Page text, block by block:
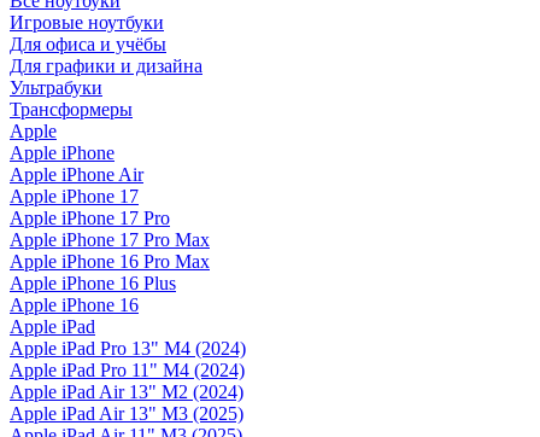
Игровые ноутбуки
Для офиса и учёбы
Для графики и дизайна
Ультрабуки
Трансформеры
Apple
Apple iPhone
Apple iPhone Air
Apple iPhone 17
Apple iPhone 17 Pro
Apple iPhone 17 Pro Max
Apple iPhone 16 Pro Max
Apple iPhone 16 Plus
Apple iPhone 16
Apple iPad
Apple iPad Pro 13" M4 (2024)
Apple iPad Pro 11" M4 (2024)
Apple iPad Air 13" M2 (2024)
Apple iPad Air 13" M3 (2025)